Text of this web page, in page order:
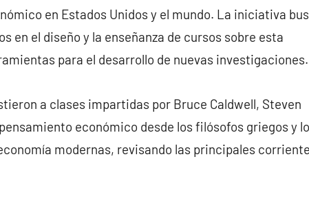
en Estados Unidos y el mundo. La iniciativa
en el diseño y la enseñanza de cursos sobre esta
para el desarrollo de nuevas investigaciones.
a clases impartidas por Bruce Caldwell, Steven
económico desde los filósofos griegos y
modernas, revisando las principales